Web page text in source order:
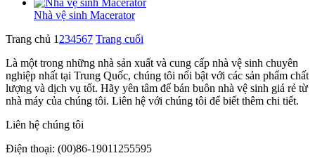
Nhà vệ sinh Macerator
Trang chủ 1 234567 Trang cuối
Là một trong những nhà sản xuất và cung cấp nhà vệ sinh chuyên
nghiệp nhất tại Trung Quốc, chúng tôi nổi bật với các sản phẩm chất
lượng và dịch vụ tốt. Hãy yên tâm để bán buôn nhà vệ sinh giá rẻ từ
nhà máy của chúng tôi. Liên hệ với chúng tôi để biết thêm chi tiết.
Liên hệ chúng tôi
Điện thoại: (00)86-19011255595